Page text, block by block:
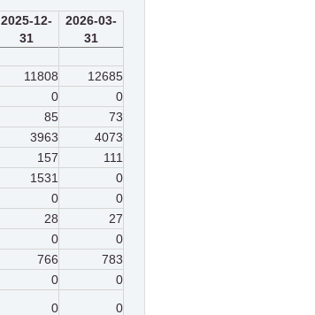
2025-12-
31
2026-03-
31
11808
12685
0
0
85
73
3963
4073
157
111
1531
0
0
0
28
27
0
0
766
783
0
0
0
0